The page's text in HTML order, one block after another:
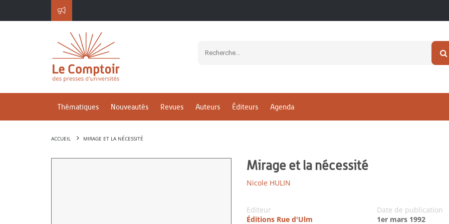
Thématiques Nouveautés Revues Auteurs Éditeurs Agenda
ACCUEIL MIRAGE ET LA NÉCESSITÉ
Mirage et la nécessité
Nicole HULIN
Editeur
Éditions Rue d'Ulm
Date de publication
1er mars 1992